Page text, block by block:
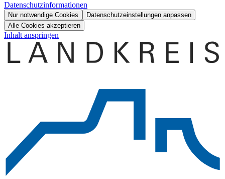
Datenschutzinformationen
Nur notwendige Cookies
Datenschutzeinstellungen anpassen
Alle Cookies akzeptieren
Inhalt anspringen